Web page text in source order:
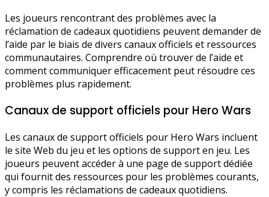
Les joueurs rencontrant des problèmes avec la
réclamation de cadeaux quotidiens peuvent demander de
l’aide par le biais de divers canaux officiels et ressources
communautaires. Comprendre où trouver de l’aide et
comment communiquer efficacement peut résoudre ces
problèmes plus rapidement.
Canaux de support officiels pour Hero Wars
Les canaux de support officiels pour Hero Wars incluent
le site Web du jeu et les options de support en jeu. Les
joueurs peuvent accéder à une page de support dédiée
qui fournit des ressources pour les problèmes courants,
y compris les réclamations de cadeaux quotidiens.